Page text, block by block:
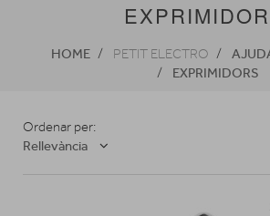
HOME PETIT ELECTRO
EXPRIMIDORS
Ordenar per:
Rellevància